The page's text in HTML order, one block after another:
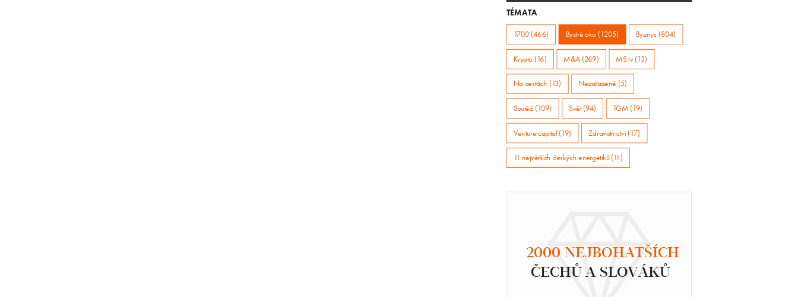
TÉMATA
1700 (466) Bystré oko (1205) Byznys (804)
Krypto (16) M&A (269) MS.tv (13)
Na cestách (13) Nezařazené (5)
Soutěž (109) Svět (94) TGM (19)
Venture capital (19) Zdravotnictví (17)
11 největších českých energetiků (11)
2000 NEJBOHATŠÍCH
ČECHŮ A SLOVÁKŮ